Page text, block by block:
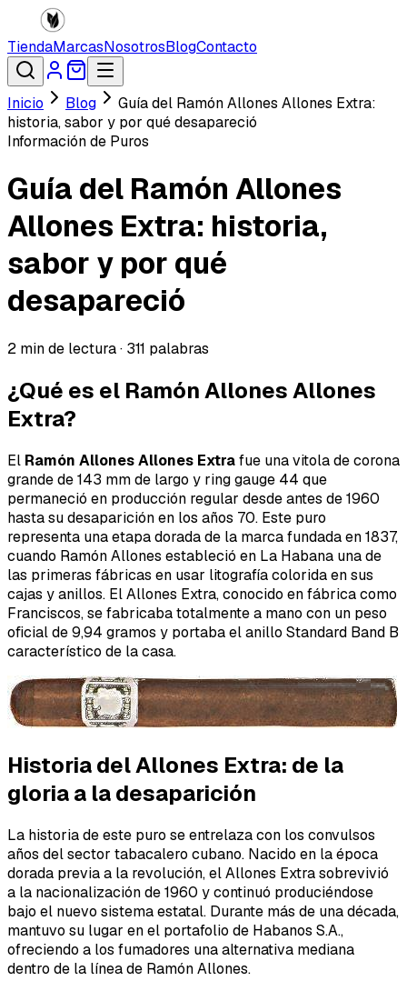
TiendaMarcasNosotrosBlogContacto
Inicio Blog
Guía del Ramón Allones Allones Extra:
historia, sabor y por qué desapareció
Información de Puros
Guía del Ramón Allones
Allones Extra: historia,
sabor y por qué
desapareció
2 min de lectura · 311 palabras
¿Qué es el Ramón Allones Allones
Extra?
El Ramón Allones Allones Extrafue una vitola de corona
grande de 143 mm de largo y ring gauge 44 que
permaneció en producción regular desde antes de 1960
hasta su desaparición en los años 70. Este puro
representa una etapa dorada de la marca fundada en 1837,
cuando Ramón Allones estableció en La Habana una de
las primeras fábricas en usar litografía colorida en sus
cajas y anillos. El Allones Extra, conocido en fábrica como
Franciscos, se fabricaba totalmente a mano con un peso
oficial de 9,94 gramos y portaba el anillo Standard Band B
característico de la casa.
Historia del Allones Extra: de la
gloria a la desaparición
La historia de este puro se entrelaza con los convulsos
años del sector tabacalero cubano. Nacido en la época
dorada previa a la revolución, el Allones Extra sobrevivió
a la nacionalización de 1960 y continuó produciéndose
bajo el nuevo sistema estatal. Durante más de una década,
mantuvo su lugar en el portafolio de Habanos S.A.,
ofreciendo a los fumadores una alternativa mediana
dentro de la línea de Ramón Allones.